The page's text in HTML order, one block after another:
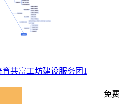
共富工坊建设服务团1
免费